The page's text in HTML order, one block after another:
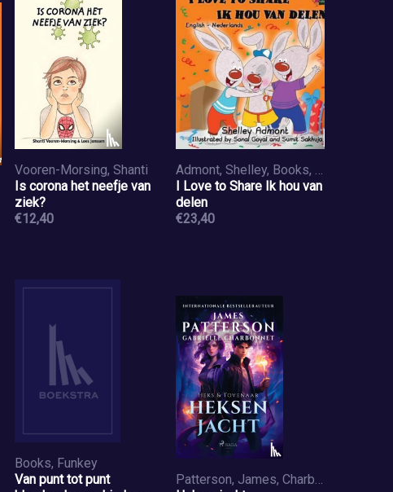
Vooren-Morsing, Shanti
Is corona het neefje van
ziek?
€12,40
Admont, Shelley, Books, Kidkiddos
I Love to Share Ik hou van
delen
€23,40
Books, Funkey
Van punt tot punt
Patterson, James, Charbonnet, Gabrielle